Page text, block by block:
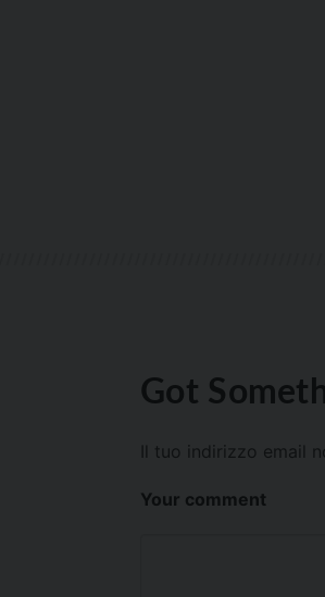
Got
Il tuo indirizzo email
Your comment